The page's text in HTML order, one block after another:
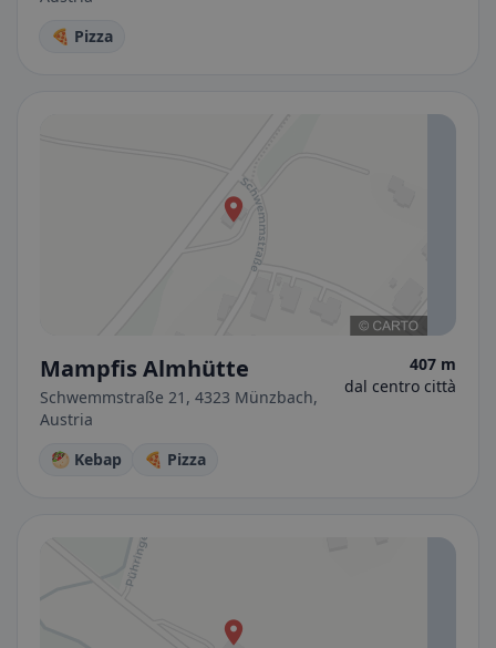
🍕 Pizza
Mampfis Almhütte
Schwemmstraße 21, 4323 Münzbach,
Austria
407 m
dal centro città
🥙 Kebap 🍕 Pizza